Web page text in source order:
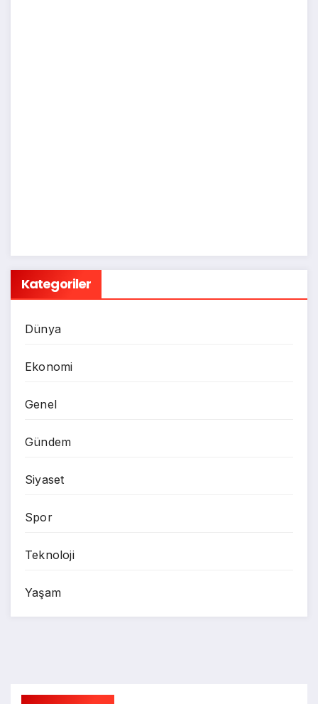
Kategoriler
Dünya
Ekonomi
Genel
Gündem
Siyaset
Spor
Teknoloji
Yaşam